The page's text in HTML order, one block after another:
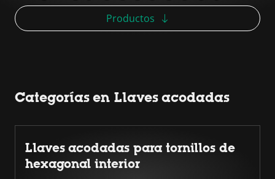
Productos
Categorías en Llaves acodadas
Llaves acodadas para tornillos de
hexagonal interior